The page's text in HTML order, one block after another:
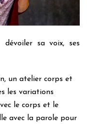
dévoiler sa voix, ses
un atelier corps et
les variations
le corps et le
avec la parole pour